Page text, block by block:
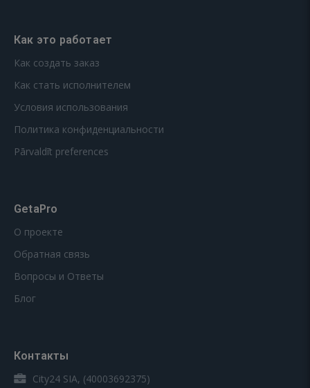
Как это работает
Как создать заказ
Как стать исполнителем
Условия использования
Политика конфиденциальности
Pārvaldīt preferences
GetaPro
О проекте
Обратная связь
Вопросы и Ответы
Блог
Контакты
City24 SIA, (40003692375)